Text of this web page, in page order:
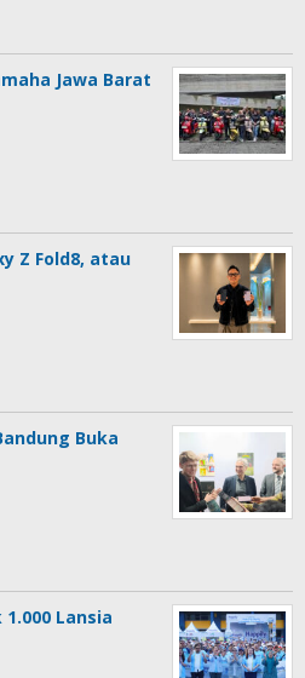
Jawa Barat
Z Fold8, atau
Buka
Lansia